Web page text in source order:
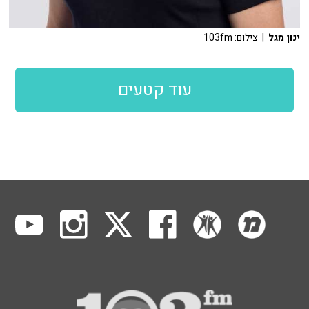
ינון מגל | צילום: 103fm
עוד קטעים